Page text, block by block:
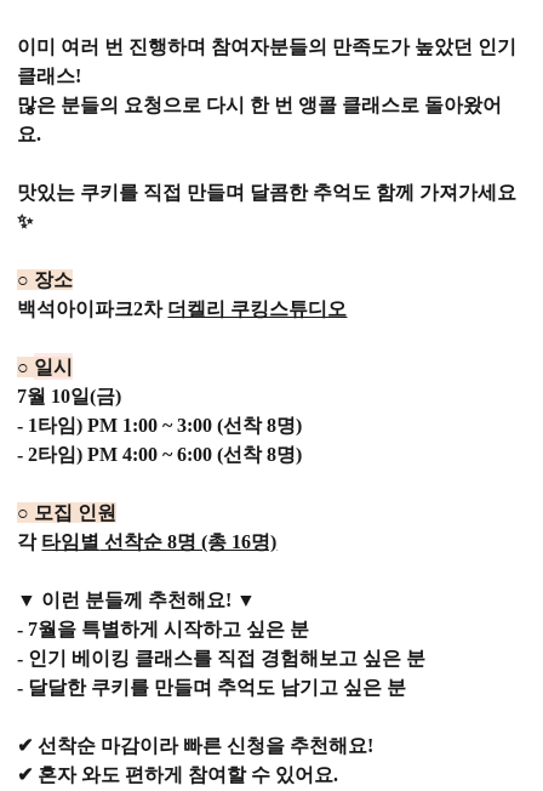
이미 여러 번 진행하며 참여자분들의 만족도가 높았던 인기
클래스!
많은 분들의 요청으로 다시 한 번 앵콜 클래스로 돌아왔어
요.
맛있는 쿠키를 직접 만들며 달콤한 추억도 함께 가져가세요
✨
○ 장소
백석아이파크2차 더켈리 쿠킹스튜디오
○ 일시
7월 10일(금)
- 1타임) PM 1:00 ~ 3:00 (선착 8명)
- 2타임) PM 4:00 ~ 6:00 (선착 8명)
○ 모집 인원
각 타임별 선착순 8명 (총 16명)
▼ 이런 분들께 추천해요! ▼
- 7월을 특별하게 시작하고 싶은 분
- 인기 베이킹 클래스를 직접 경험해보고 싶은 분
- 달달한 쿠키를 만들며 추억도 남기고 싶은 분
✔선착순 마감이라 빠른 신청을 추천해요!
✔ 혼자 와도 편하게 참여할 수 있어요.